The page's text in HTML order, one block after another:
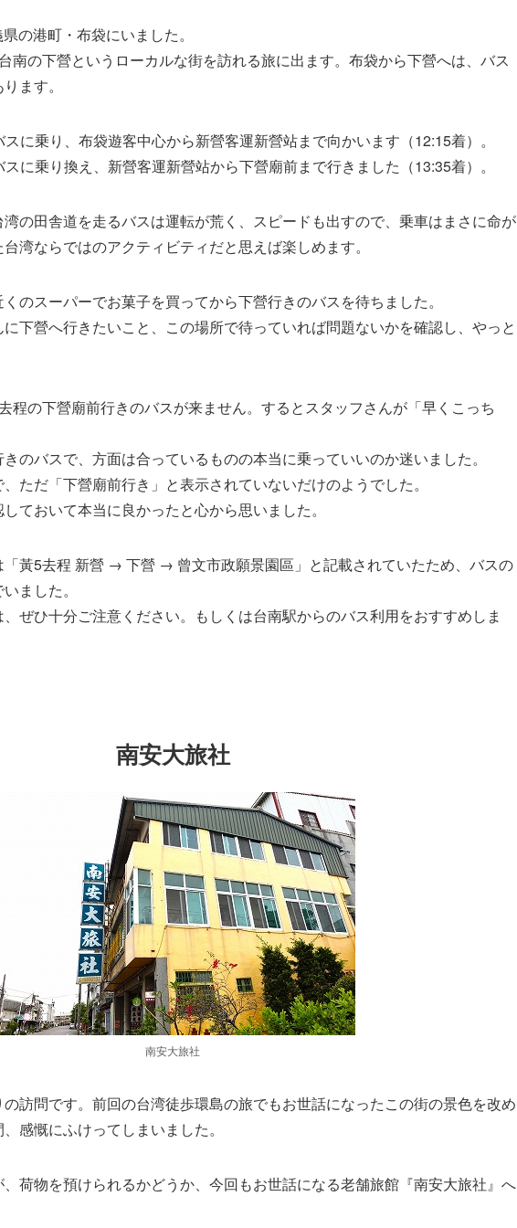
の港町・布袋にいました。
南の下營というローカルな街を訪れる旅に出ます。布袋から下營へは、バス
ます。
に乗り、布袋遊客中心から新營客運新營站まで向かいます（12:15着）。
に乗り換え、新營客運新營站から下營廟前まで行きました（13:35着）。
の田舎道を走るバスは運転が荒く、スピードも出すので、乗車はまさに命が
湾ならではのアクティビティだと思えば楽しめます。
のスーパーでお菓子を買ってから下營行きのバスを待ちました。
下營へ行きたいこと、この場所で待っていれば問題ないかを確認し、やっと
程の下營廟前行きのバスが来ません。するとスタッフさんが「早くこっち
のバスで、方面は合っているものの本当に乗っていいのか迷いました。
ただ「下營廟前行き」と表示されていないだけのようでした。
ておいて本当に良かったと心から思いました。
「黃5去程 新營 → 下營 → 曾文市政願景園區」と記載されていたため、バスの
ました。
ぜひ十分ご注意ください。もしくは台南駅からのバス利用をおすすめしま
南安大旅社
南安大旅社
訪問です。前回の台湾徒歩環島の旅でもお世話になったこの街の景色を改め
感慨にふけってしまいました。
荷物を預けられるかどうか、今回もお世話になる老舗旅館『南安大旅社』へ